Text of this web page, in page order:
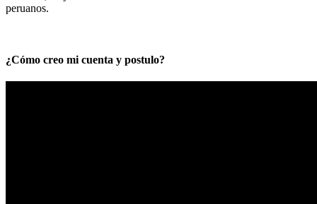
peruanos.
¿Cómo creo mi cuenta y postulo?